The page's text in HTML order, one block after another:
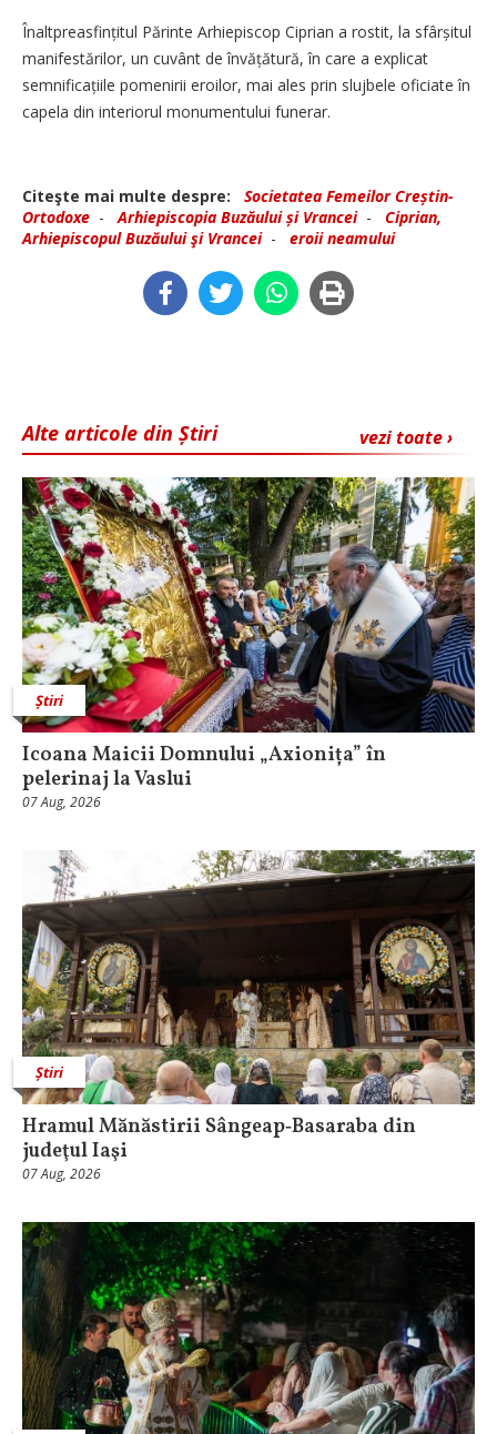
Înaltpreasfințitul Părinte Arhiepiscop Ciprian a rostit, la sfârșitul
manifestărilor, un cuvânt de învățătură, în care a explicat
semnificațiile pomenirii eroilor, mai ales prin slujbele oficiate în
capela din interiorul monumentului funerar.
Citeşte mai multe despre:
Societatea Femeilor Creștin-
Ortodoxe -Arhiepiscopia Buzăului și Vrancei- Ciprian,
Arhiepiscopul Buzăului şi Vrancei- eroii neamului
vezi toate ›
Alte articole din Știri
Știri
Icoana Maicii Domnului „Axionița” în
pelerinaj la Vaslui
07 Aug, 2026
Știri
Hramul Mănăstirii Sângeap‑Basaraba din
judeţul Iaşi
07 Aug, 2026